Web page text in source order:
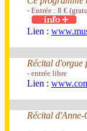
- Entrée : 8 €
Lien :
Récital d'orgue
- entrée libre
Lien :
Récital